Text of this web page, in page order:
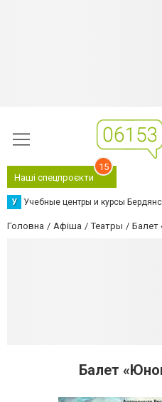
Наші спецпроєкти
15
У Учебные центры и курсы
Головна Афіша Театры Балет
Балет